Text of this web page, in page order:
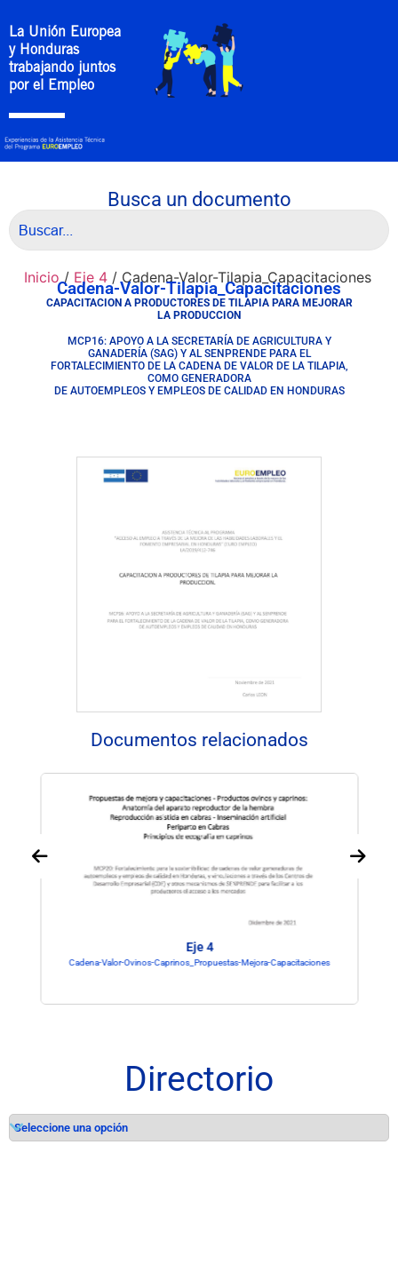
La Unión Europea
y Honduras
trabajando juntos
por el Empleo
Busca un documento
Inicio/ Eje 4/ Cadena-Valor-Tilapia_Capacitaciones
Cadena-Valor-Tilapia_Capacitaciones
CAPACITACION A PRODUCTORES DE TILAPIA PARA MEJORAR
LA PRODUCCION
MCP16: APOYO A LA SECRETARÍA DE AGRICULTURA Y
GANADERÍA (SAG) Y AL SENPRENDE PARA EL
FORTALECIMIENTO DE LA CADENA DE VALOR DE LA TILAPIA,
COMO GENERADORA
DE AUTOEMPLEOS Y EMPLEOS DE CALIDAD EN HONDURAS
Descargar Documento
Documentos relacionados
Eje 4
Cadena-Valor-Ovinos-Caprinos_Propuestas-Mejora-Capacitaciones
Directorio